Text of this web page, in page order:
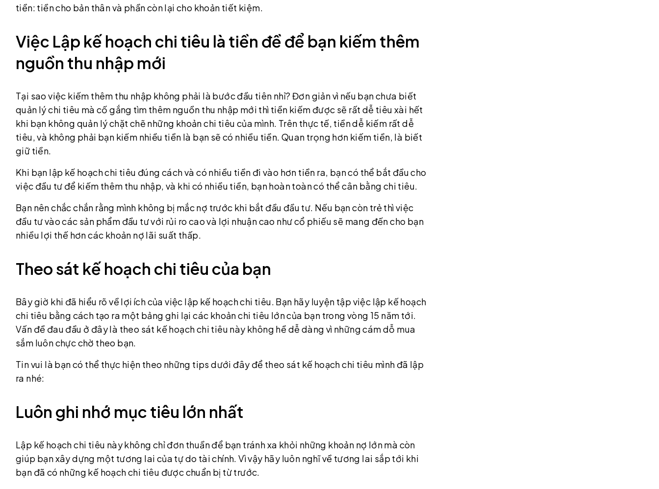
tiền: tiền cho bản thân và phần còn lại cho khoản tiết kiệm.
Việc Lập kế hoạch chi tiêu là tiền đề để bạn kiếm thêm
nguồn thu nhập mới
Tại sao việc kiếm thêm thu nhập không phải là bước đầu tiên nhỉ? Đơn giản vì nếu bạn chưa biết
quản lý chi tiêu mà cố gắng tìm thêm nguồn thu nhập mới thì tiền kiếm được sẽ rất dễ tiêu xài hết
khi bạn không quản lý chặt chẽ những khoản chi tiêu của mình. Trên thực tế, tiền dễ kiếm rất dễ
tiêu, và không phải bạn kiếm nhiều tiền là bạn sẽ có nhiều tiền. Quan trọng hơn kiếm tiền, là biết
giữ tiền.
Khi bạn lập kế hoạch chi tiêu đúng cách và có nhiều tiền đi vào hơn tiền ra, bạn có thể bắt đầu cho
việc đầu tư để kiếm thêm thu nhập, và khi có nhiều tiền, bạn hoàn toàn có thể cân bằng chi tiêu.
Bạn nên chắc chắn rằng mình không bị mắc nợ trước khi bắt đầu đầu tư. Nếu bạn còn trẻ thì việc
đầu tư vào các sản phẩm đầu tư với rủi ro cao và lợi nhuận cao như cổ phiếu sẽ mang đến cho bạn
nhiều lợi thế hơn các khoản nợ lãi suất thấp.
Theo sát kế hoạch chi tiêu của bạn
Bây giờ khi đã hiểu rõ về lợi ích của việc lập kế hoạch chi tiêu. Bạn hãy luyện tập việc lập kế hoạch
chi tiêu bằng cách tạo ra một bảng ghi lại các khoản chi tiêu lớn của bạn trong vòng 15 năm tới.
Vấn đề đau đầu ở đây là theo sát kế hoạch chi tiêu này không hề dễ dàng vì những cám dỗ mua
sắm luôn chực chờ theo bạn.
Tin vui là bạn có thể thực hiện theo những tips dưới đây để theo sát kế hoạch chi tiêu mình đã lập
ra nhé:
Luôn ghi nhớ mục tiêu lớn nhất
Lập kế hoạch chi tiêu này không chỉ đơn thuần để bạn tránh xa khỏi những khoản nợ lớn mà còn
giúp bạn xây dựng một tương lai của tự do tài chính. Vì vậy hãy luôn nghĩ về tương lai sắp tới khi
bạn đã có những kế hoạch chi tiêu được chuẩn bị từ trước.